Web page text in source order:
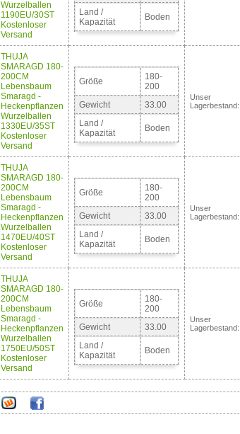
Wurzelballen
1190EU/30ST
Kostenloser
Versand
Land /
Kapazität
Boden
THUJA
SMARAGD 180-
200CM
Lebensbaum
Smaragd -
Heckenpflanzen
Wurzelballen
1330EU/35ST
Kostenloser
Versand
Größe
180-
200
Gewicht
33.00
Land /
Kapazität
Boden
Unser
Lagerbestand:
THUJA
SMARAGD 180-
200CM
Lebensbaum
Smaragd -
Heckenpflanzen
Wurzelballen
1470EU/40ST
Kostenloser
Versand
Größe
180-
200
Gewicht
33.00
Land /
Kapazität
Boden
Unser
Lagerbestand:
THUJA
SMARAGD 180-
200CM
Lebensbaum
Smaragd -
Heckenpflanzen
Wurzelballen
1750EU/50ST
Kostenloser
Versand
Größe
180-
200
Gewicht
33.00
Land /
Kapazität
Boden
Unser
Lagerbestand: